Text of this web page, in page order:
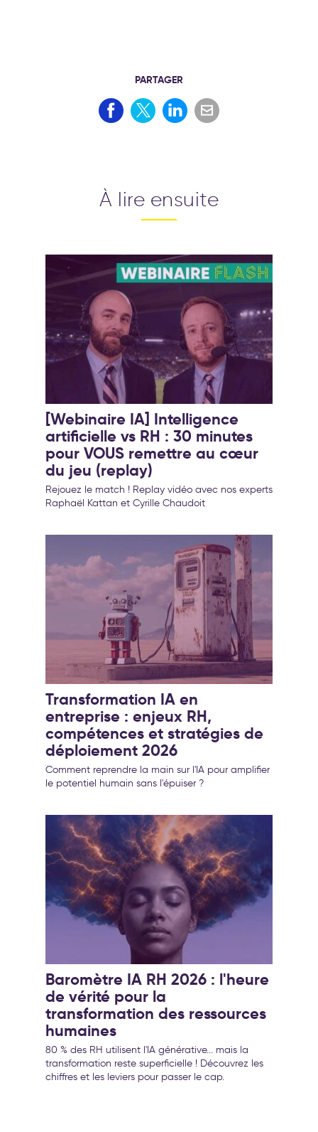
PARTAGER
À lire ensuite
[Webinaire IA] Intelligence
artificielle vs RH : 30 minutes
pour VOUS remettre au cœur
du jeu (replay)
Rejouez le match ! Replay vidéo avec nos experts
Raphaël Kattan et Cyrille Chaudoit
Transformation IA en
entreprise : enjeux RH,
compétences et stratégies de
déploiement 2026
Comment reprendre la main sur l'IA pour amplifier
le potentiel humain sans l'épuiser ?
Baromètre IA RH 2026 : l'heure
de vérité pour la
transformation des ressources
humaines
80 % des RH utilisent l'IA générative... mais la
transformation reste superficielle ! Découvrez les
chiffres et les leviers pour passer le cap.